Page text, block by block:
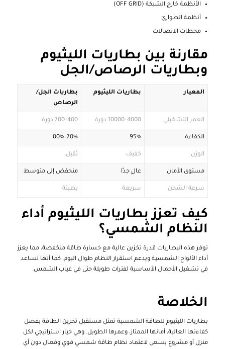
الأنظمة خارج الشبكة (OFF GRID)
أنظمة الطوارئ
محطات الاتصالات
مقارنة بين بطاريات الليثيوم
وبطاريات الرصاص/الجل
المعيار بطاريات الليثيوم
بطاريات الجل/
الرصاص
العمر التشغيلي 4000–10000 دورة 400–700 دورة
الكفاءة 95%
70%–80%
الوزن خفيف ثقيل
مستوى الأمان عالٍ جدًا منخفض إلى متوسط
سرعة الشحن سريعة بطيئة
كيف تعزز بطاريات الليثيوم أداء
النظام الشمسي؟
توفر هذه البطاريات قدرة تخزين عالية مع خسارة طاقة منخفضة، مما يعزز
أداء الألواح الشمسية ويدعم استقرار النظام طوال اليوم. كما أنها تساعد
في تشغيل الأحمال الأساسية لفترات طويلة حتى في غياب الشمس.
الخلاصة
بطاريات الليثيوم للطاقة الشمسية تمثل مستقبل تخزين الطاقة بفضل
كفاءتها العالية، أمانها الممتاز، وعمرها الطويل. وهي خيار استراتيجي لكل
منزل أو مشروع يسعى لاعتماد نظام طاقة شمسي قوي وفعال دون أي